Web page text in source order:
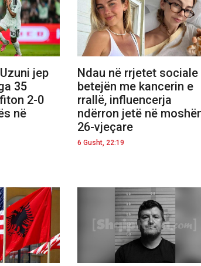
jep
35
2-0
në
Ndau në rrjetet sociale
betejën me kancerin e
rrallë, influencerja
ndërron jetë në
26-vjeçare
6 Gusht, 22:19